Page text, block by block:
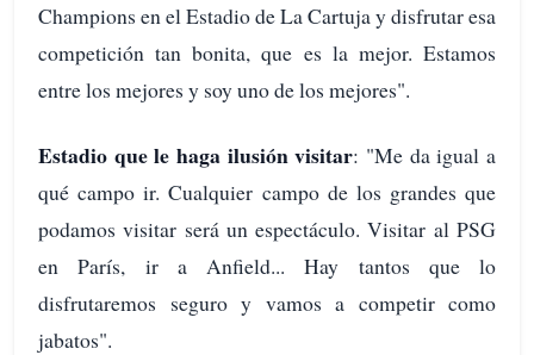
Champions en el Estadio de La Cartuja y disfrutar esa
competición tan bonita, que es la mejor. Estamos
entre los mejores y soy uno de los mejores".
Estadio que le haga ilusión visitar: "Me da igual a
qué campo ir. Cualquier campo de los grandes que
podamos visitar será un espectáculo. Visitar al PSG
en París, ir a Anfield... Hay tantos que lo
disfrutaremos seguro y vamos a competir como
jabatos".